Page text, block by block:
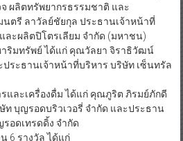
ผลิตทรัพยากรธรรมชาติ และ
ตรี ลาวัลย์ชัยกุล ประธานเจ้าหน้าที่
ละผลิตปิโตรเลียม จำกัด (มหาชน)
ริมทรัพย์ ได้แก่ คุณวัลยา จิราธิวัฒน์
ระธานเจ้าหน้าที่บริหาร บริษัท เซ็นทรัล
และเครื่องดื่ม ได้แก่ คุณภูริต ภิรมย์ภักดี
ท บุญรอดบริวเวอรี่ จำกัด และประธาน
อดเทรดดิ้ง จำกัด
6 รางวัล ได้แก่